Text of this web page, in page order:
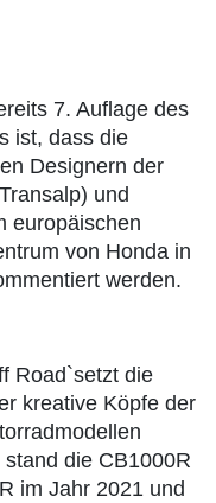
7. Auflage des
ist, dass die
Designern der
und
europäischen
von Honda in
werden.
Road`setzt die
kreative Köpfe der
die CB1000R
im Jahr 2021 und